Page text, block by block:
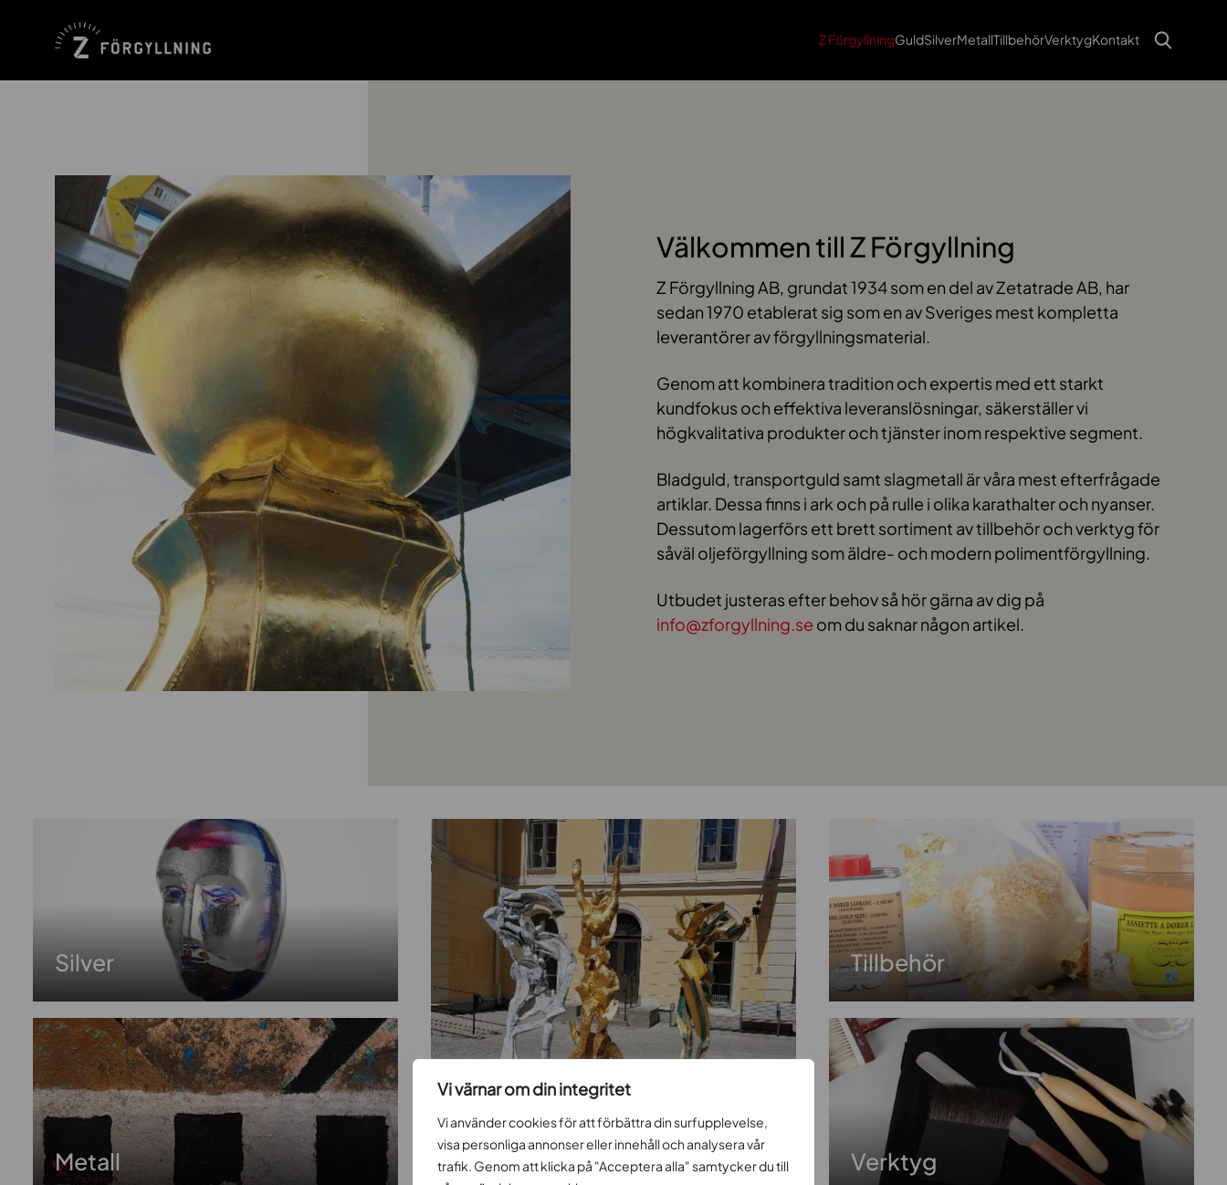
Vi värnar om din integritet
Vi använder cookies för att förbättra din surfupplevelse,
visa personliga annonser eller innehåll och analysera vår
trafik. Genom att klicka på "Acceptera alla" samtycker du till
Z FörgyllningGuldSilverMetallTillbehörVerktygKontakt
Välkommen till Z Förgyllning
Z Förgyllning AB, grundat 1934 som en del av Zetatrade AB, har
sedan 1970 etablerat sig som en av Sveriges mest kompletta
leverantörer av förgyllningsmaterial.
Genom att kombinera tradition och expertis med ett starkt
kundfokus och effektiva leveranslösningar, säkerställer vi
högkvalitativa produkter och tjänster inom respektive segment.
Bladguld, transportguld samt slagmetall är våra mest efterfrågade
artiklar. Dessa finns i ark och på rulle i olika karathalter och nyanser.
Dessutom lagerförs ett brett sortiment av tillbehör och verktyg för
såväl oljeförgyllning som äldre- och modern polimentförgyllning.
Utbudet justeras efter behov så hör gärna av dig på
info@zforgyllning.se om du saknar någon artikel.
Silver
Metall Guld
Tillbehör
Verktyg